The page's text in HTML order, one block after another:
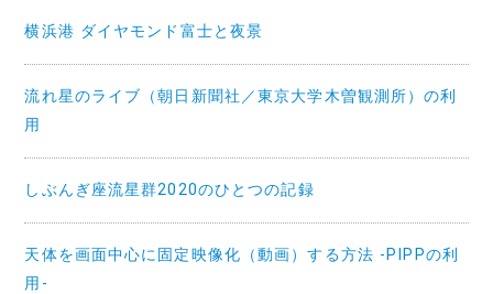
横浜港 ダイヤモンド富士と夜景
流れ星のライブ（朝日新聞社／東京大学木曽観測所）の利
用
しぶんぎ座流星群2020のひとつの記録
天体を画面中心に固定映像化（動画）する方法 -PIPPの利
用-